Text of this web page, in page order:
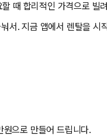
때 합리적인 가격으로
서. 지금 앱에서 렌탈을 시
으로 만들어 드립니다.